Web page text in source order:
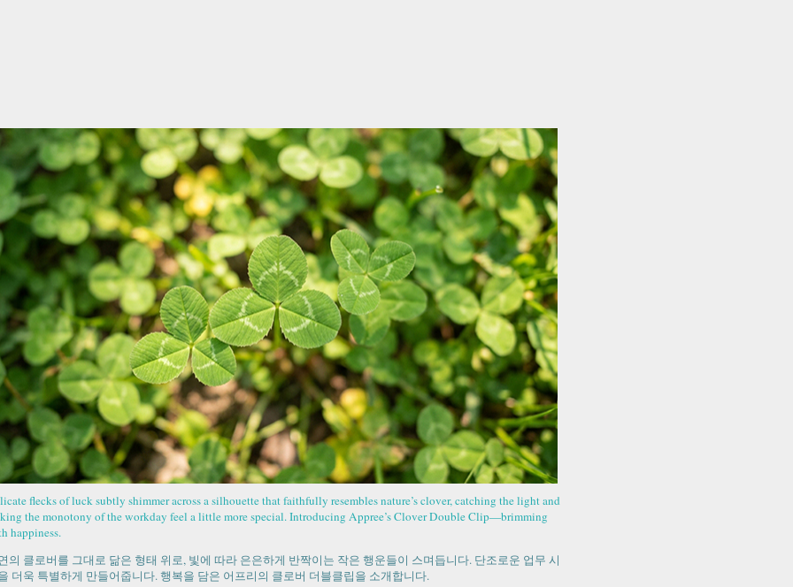
flecks of luck subtly shimmer across a silhouette that faithfully resembles nature’s clover, catching the light and
the monotony of the workday feel a little more special. Introducing Appree’s Clover Double Clip—brimming
happiness.
의 클로버를 그대로 닮은 형태 위로, 빛에 따라 은은하게 반짝이는 작은 행운들이 스며듭니다. 단조로운 업무 시
더욱 특별하게 만들어줍니다. 행복을 담은 어프리의 클로버 더블클립을 소개합니다.